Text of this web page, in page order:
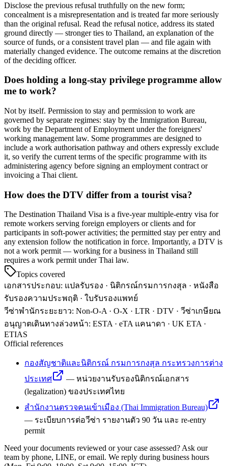
Disclose the previous refusal truthfully on the new form;
concealment is a misrepresentation and is treated far more seriously
than the original refusal. Read the refusal notice, address its stated
ground directly — stronger ties to Thailand, an explanation of the
source of funds, or a consistent travel plan — and file again with
materially changed evidence. The outcome remains at the discretion
of the deciding officer.
Does holding a long-stay privilege programme allow
me to work?
Not by itself. Permission to stay and permission to work are
governed by separate regimes: stay by the Immigration Bureau,
work by the Department of Employment under the foreigners'
working management law. Some programmes are designed to
include a work authorisation pathway and others expressly exclude
it, so verify the current terms of the specific programme with its
administering agency before signing an employment contract or
invoicing a Thai client.
How does the DTV differ from a tourist visa?
The Destination Thailand Visa is a five-year multiple-entry visa for
remote workers serving foreign employers or clients and for
participants in soft-power activities; the permitted stay per entry and
any extension follow the notification in force. Importantly, a DTV is
not a work permit — working for a business in Thailand still
requires a work permit under Thai law.
Topics covered
เอกสารประกอบ: แปลรับรอง · นิติกรณ์กรมการกงสุล · หนังสือ
รับรองความประพฤติ · ใบรับรองแพทย์
วีซ่าพำนักระยะยาว: Non-O-A · O-X · LTR · DTV · วีซ่าเกษียณ
อนุญาตเดินทางล่วงหน้า: ESTA · eTA แคนาดา · UK ETA ·
ETIAS
Official references
กองสัญชาติและนิติกรณ์ กรมการกงสุล กระทรวงการต่าง
ประเทศ
— หน่วยงานรับรองนิติกรณ์เอกสาร
(legalization) ของประเทศไทย
สำนักงานตรวจคนเข้าเมือง (Thai Immigration Bureau)
— ระเบียบการต่อวีซ่า รายงานตัว 90 วัน และ re-entry
permit
Need your documents reviewed or your case assessed? Ask our
team by phone, LINE, or email. We reply during business hours